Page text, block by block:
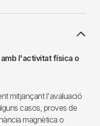
l'activitat física o
mitjançant l'avaluació
casos, proves de
magnètica o